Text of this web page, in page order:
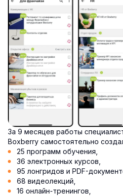
За 9 месяцев работы
Boxberry самостоятельно
25 программ обучения,
36 электронных курсов,
95 лонгридов и PDF-
68 видеолекций,
16 онлайн-тренингов,